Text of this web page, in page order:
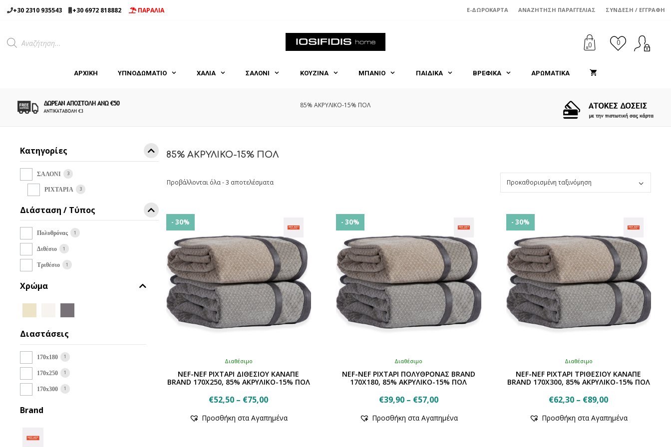
Μετάβαση
σε
+30 2310 935543 +30 6972 818882 ΠΑΡΑΛΙΑ E-ΔΩΡΟΚΆΡΤΑ ΑΝΑΖΉΤΗΣΗ ΠΑΡΑΓΓΕΛΊΑΣ ΣΎΝΔΕΣΗ / ΕΓΓΡΑΦΉ
Products
search 0
0
ΑΡΧΙΚΉ ΥΠΝΟΔΩΜΑΤΙΟ ΧΑΛΙΑ ΣΑΛΟΝΙ ΚΟΥΖΙΝΑ ΜΠΑΝΙΟ ΠΑΙΔΙΚΑ ΒΡΕΦΙΚΑ ΑΡΩΜΑΤΙΚΑ
85% ΑΚΡΥΛΙΚΟ-15% ΠΟΛ
85% ΑΚΡΥΛΙΚΟ-15% ΠΟΛ
Προβάλλονται όλα - 3 αποτελέσματα
- 30%
Διαθέσιμο
NEF-NEF ΡΙΧΤΑΡΙ ΔΙΘΕΣΙΟΥ ΚΑΝΑΠΕ
BRAND 170X250, 85% ΑΚΡΥΛΙΚΟ-15% ΠΟΛ
€52,50 – €75,00Price
€52,50
το
Προσθήκη στα Αγαπημένα
- 30%
Διαθέσιμο
NEF-NEF ΡΙΧΤΑΡΙ ΠΟΛΥΘΡΟΝΑΣ BRAND
170X180, 85% ΑΚΡΥΛΙΚΟ-15% ΠΟΛ
€39,90 – €57,00Price
€39,90
το
Προσθήκη στα Αγαπημένα
- 30%
Διαθέσιμο
NEF-NEF ΡΙΧΤΑΡΙ ΤΡΙΘΕΣΙΟΥ ΚΑΝΑΠΕ
BRAND 170X300, 85% ΑΚΡΥΛΙΚΟ-15% ΠΟΛ
€62,30 – €89,00Price
€62,30
το
Προσθήκη στα Αγαπημένα
Κατηγορίες
ΣΑΛΟΝΙ 3
ΡΙΧΤΑΡΙΑ 3
Διάσταση / Τύπος
Πολυθρόνας 1
Διθέσιο 1
Τριθέσιο 1
Χρώμα
Διαστάσεις
170x180 1
170x250 1
170x300 1
Brand